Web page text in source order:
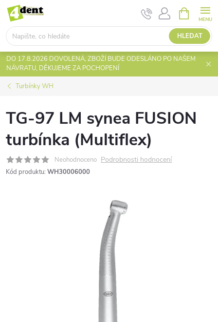
Přejít
obsah
HLEDAT
NÁKUPNÍ
KOŠÍK
DO 17.8.2026 DOVOLENÁ, ZBOŽÍ BUDE ODESLÁNO PO NAŠEM
NÁVRATU, DĚKUJEME ZA POCHOPENÍ
Turbínky WH
TG-97 LM synea FUSION
turbínka (Multiflex)
Neohodnoceno Podrobnosti hodnocení
Kód produktu: WH30006000